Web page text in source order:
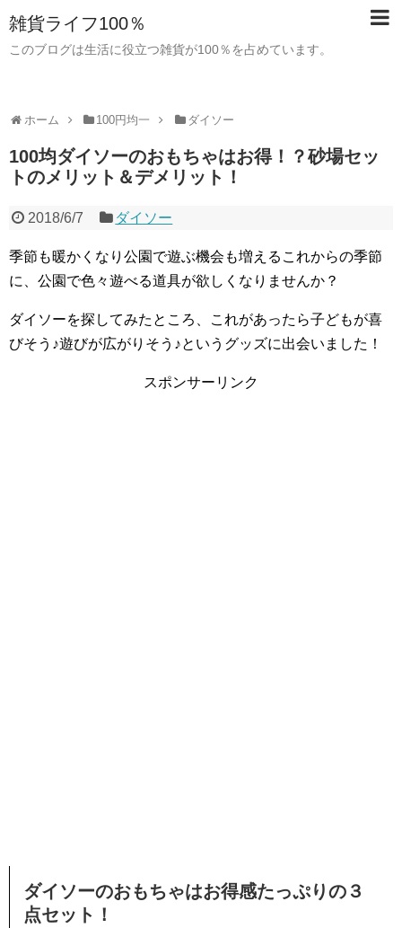
雑貨ライフ100％
このブログは生活に役立つ雑貨が100％を占めています。
ホーム 100円均一 ダイソー
100均ダイソーのおもちゃはお得！？砂場セッ
トのメリット＆デメリット！
2018/6/7 ダイソー
季節も暖かくなり公園で遊ぶ機会も増えるこれからの季節
に、公園で色々遊べる道具が欲しくなりませんか？
ダイソーを探してみたところ、これがあったら子どもが喜
びそう♪遊びが広がりそう♪というグッズに出会いました！
スポンサーリンク
ダイソーのおもちゃはお得感たっぷりの３
点セット！